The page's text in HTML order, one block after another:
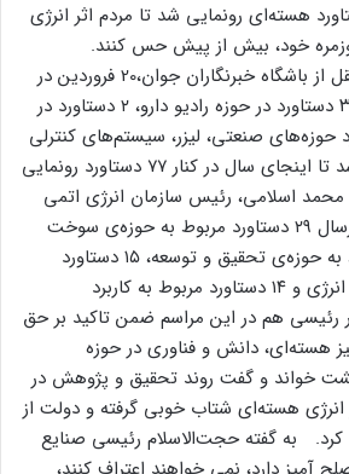
دیروز از ۹ دستاورد هسته‌ای رونمایی شد تا مردم اثر انرژی
خود، بیش از پیش حس کنند.
به گزارش اکوبورس به نقل از باشگاه خبرنگاران جوان،20 فروردین در
روز فناوری هسته‌ای، از ۳ دستاورد در حوزه رادیو دارو، ۲ دستاورد در
و ۴ دستاورد حوزه‌های صنعتی، لیزر، سیستم‌های کنترلی
و عکسبرداری رونمایی شد تا اینجای سال در کنار ۷۷ دستاورد رونمایی
محمد اسلامی، رئیس سازمان انرژی اتمی
گفت: از دستاوردهای پارسال ۲۹ دستاورد مربوط به حوزه‌ی سوخت
اتمی، ۱۹ دستاورد مربوط به حوزه‌ی تحقیق و توسعه، ۱۵ دستاورد
مربوط به حوزه‌ی تأمین انرژی و ۱۴ دستاورد مربوط به کاربرد
هم در این مراسم ضمن تاکید بر حق
هسته‌ای، دانش و فناوری در حوزه
خواند و گفت روند تحقیق و پژوهش در
انرژی هسته‌ای شتاب خوبی گرفته و دولت از
به گفته حجت‌الاسلام رئیسی صنایع